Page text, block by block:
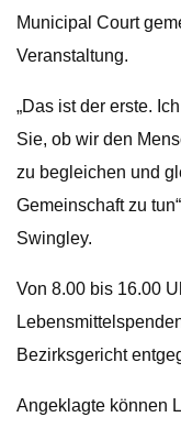
Municipal Court
Veranstaltung.
„Das ist der erste.
Sie, ob wir den
zu begleichen und
Gemeinschaft zu
Swingley.
Von 8.00 bis 16.00
Bezirksgericht
Angeklagte können